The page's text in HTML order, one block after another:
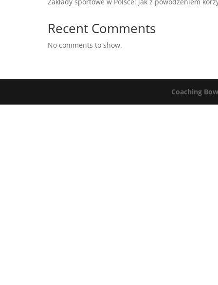
Recent Comments
No comments to show.
Coaching